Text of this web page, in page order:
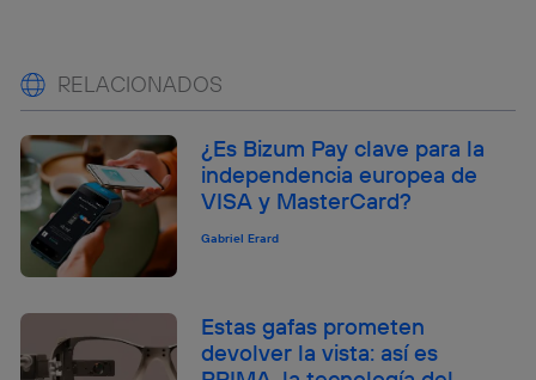
RELACIONADOS
¿Es Bizum Pay clave para la
independencia europea de
VISA y MasterCard?
Gabriel Erard
Estas gafas prometen
devolver la vista: así es